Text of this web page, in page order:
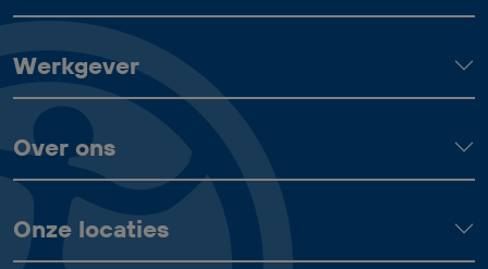
Werkgever
Over ons
Onze locaties